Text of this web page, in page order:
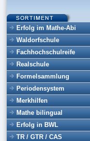
Erfolg im Mathe-Abi
Waldorfschule
Fachhochschulreife
Realschule
Formelsammlung
Periodensystem
Merkhilfen
Mathe bilingual
Erfolg in BWL
TR / GTR / CAS